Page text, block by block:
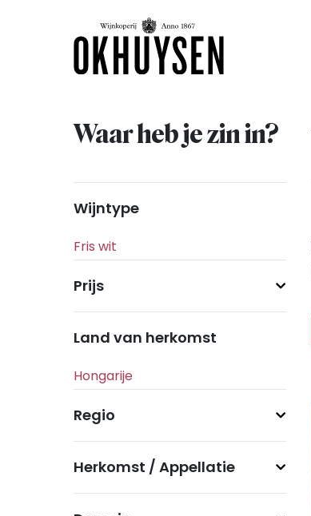
Waar heb je zin in?
Wijntype
Prijs
Land van herkomst
Regio
Herkomst / Appellatie